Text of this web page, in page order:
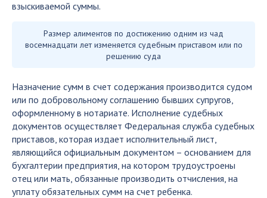
взыскиваемой суммы.
Размер алиментов по достижению одним из чад
восемнадцати лет изменяется судебным приставом или по
решению суда
Назначение сумм в счет содержания производится судом
или по добровольному соглашению бывших супругов,
оформленному в нотариате. Исполнение судебных
документов осуществляет Федеральная служба судебных
приставов, которая издает исполнительный лист,
являющийся официальным документом – основанием для
бухгалтерии предприятия, на котором трудоустроены
отец или мать, обязанные производить отчисления, на
уплату обязательных сумм на счет ребенка.